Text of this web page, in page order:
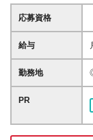
応募資格
給与
勤務地
績
PR